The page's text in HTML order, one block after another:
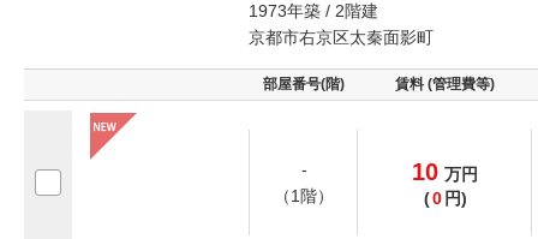
1973年築 / 2階建
京都市右京区太秦面影町
部屋番号(階) 賃料 (管理費等)
-
（1階）
10 万円
(0 円)